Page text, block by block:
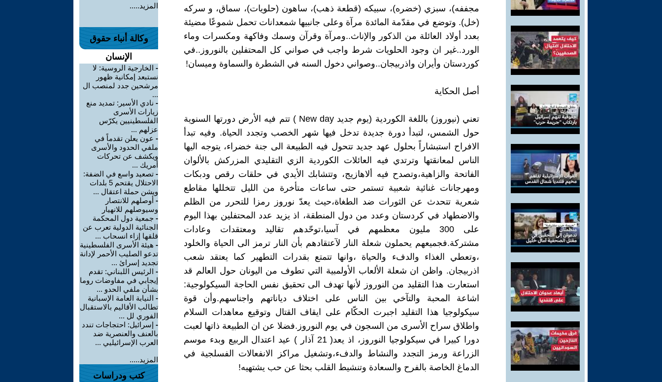
مجففه)، سبزي (خضره)، سبيكه (قطعة ذهب)، ساهون (حلويات)، سماق، و سركه
(خل). وتوضع في مقدّمة المائدة مرآة وعلى جانبيها شمعدانات تحمل شموعًا مضيئة
بعدد أولاد العائلة من الذكور والإناث..ومرآة وقرآن وسمك وفاكهة ومكسرات وماء
الورد..غير ان وجود الحلويات شرط واجب في صواني كل المحتفلين بالنوروز..في
كوردستان وأيران واذربيجان..وصواني دخول السنه في الشطرة والسماوة وميسان!
أصل الحكاية
تعني (نيوروز) باللغة الكوردية (يوم جديد New day ) تتم فيه الأرض دورتها السنوية
حول الشمس، لتبدأ دورة جديدة تدخل فيها شهر الخصب وتجدد الحياة. وفيه تبدأ
الافراح استبشاراً بحلول عهد جديد تتحول فيه الطبيعة الى جنة خضراء، يتوجه اليها
الناس لمعانقتها وترتدي فيه العائلات الكوردية الزي التقليدي المزركش بالألوان
الفاتحة والزاهية،وتصدح فيه ألاهازيج، وتتشابك الأيدي في حلقات رقص ودبكات
ومهرجانات غنائية شعبية تستمر حتى ساعات متأخرة من الليل تتخللها مقاطع
شعرية تتحدث عن الثورات ضد الطغاة،حيث يعدّ نوروز رمزا للتحرر من الظلم
والاضطهاد في كردستان وعدد من دول المنطقة، اذ يزيد عدد المحتفلين بهذا اليوم
على 300 مليون معظمهم في آسيا،توحّدهم تقاليد ومعتقدات وعادات
مشتركة.فجميعهم يحملون شعلة النار لآعتقادهم بأن النار ترمز الى الحياة والخلود
،وتعطي الغذاء والدفء والحياة ،وانها تتمتع بقدرات التطهير كما يعتقد شعب
اذربيجان. واظن ان شعلة الألعاب الأولمبية التي تطوف من اليونان حول العالم قد
استعارت هذا التقليد من النوروز لأنها تهدف الى تحقيق نفس الحاجة السيكولوجية:
اشاعة المحبة والتآخي بين الناس على اختلاف دياناتهم واجناسهم.وأن قوة
سيكولوجيا هذا التقليد اجبرت الحكّام على ايقاف القتال وتوقيع معاهدات السلام
واطلاق سراح الأسرى من السجون في يوم النوروز.فضلا عن ان الطبيعة ذاتها لعبت
دورا كبيرا في سيكولوجيا النوروز، اذ يعد( 21 آذار ) عيد اعتدال الربيع وبدء موسم
الزراعة ورمز التجدد والنشاط والدفء،وتشغيل مراكز الانفعالات الفسلجية في
الدماغ الخاصة بالفرح والسعادة وتنشيط القلب بحثا عن حب يشتهيه!
المزيد.....
وكالة أنباء حقوق
الإنسان
- الخارجية الروسية: لا
نستبعد إمكانية ظهور
مرشحين جدد لمنصب ال
...
- نادي الأسير: تمديد منع
زيارات الأسرى
الفلسطينيين يكرّس
عزلهم ...
- عون يعلن تقدماً في
ملفي الحدود والأسرى
ويكشف عن تحركات
أمريك ...
- تصعيد واسع في الضفة:
الاحتلال يقتحم 5 بلدات
ويشن حملة اعتقال ...
- أوصلهم للانتصار
وسيوصلهم للانهيار
- جمعية دول المحكمة
الجنائية الدولية تعرب عن
قلقها إزاء انسحاب ...
- هيئة الأسرى الفلسطينية
تدعو الصليب الأحمر لإدانة
تجديد إسرائ ...
- الرئيس اللبناني: تقدم
إيجابي في مفاوضات روما
بشأن ملفي الحدو ...
- النيابة العامة الإسبانية
تطالب الأقاليم بالاستقبال
الفوري لل ...
- إسرائيل: احتجاجات تندد
بالعنف والعنصرية ضد
العرب الإسرائيليي ...
المزيد.....
كتب ودراسات